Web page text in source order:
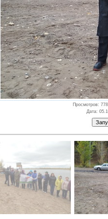
Просмотров: 778
Дата: